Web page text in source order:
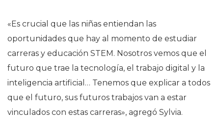
«Es crucial que las niñas entiendan las
oportunidades que hay al momento de estudiar
carreras y educación STEM. Nosotros vemos que el
futuro que trae la tecnología, el trabajo digital y la
inteligencia artificial… Tenemos que explicar a todos
que el futuro, sus futuros trabajos van a estar
vinculados con estas carreras», agregó Sylvia.